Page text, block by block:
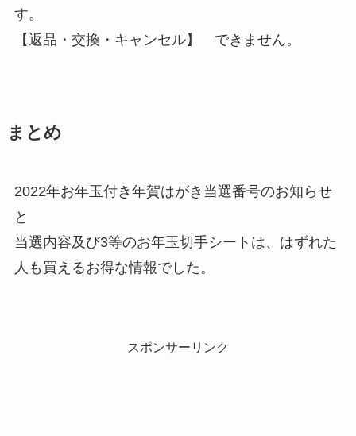
す。
【返品・交換・キャンセル】 できません。
まとめ
2022年お年玉付き年賀はがき当選番号のお知らせ
と
当選内容及び3等のお年玉切手シートは、はずれた
人も買えるお得な情報でした。
スポンサーリンク